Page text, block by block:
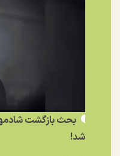
بحث بازگشت
شد!